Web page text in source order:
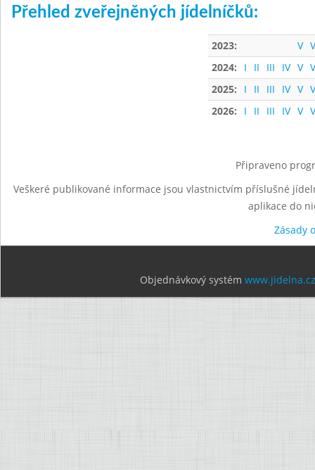
Přehled zveřejněných jídelníčků:
2023: V
2024:
I II III IV V
2025:
I II III IV V
2026:
I II III IV V
Připraveno
Veškeré publikované informace jsou vlastnictvím příslušné
aplikace do
Zásady
Objednávkový systém www.jidelna.cz